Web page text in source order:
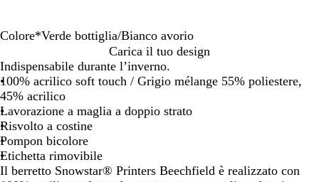
Colore*Verde bottiglia/Bianco avorio
e
r
o
/
G
r
i
g
o
r
d
e
a
u
x
/
l
u
e
l
e
t
t
r
l
u
n
a
v
y
/
G
o
s
s
o
c
l
a
s
r
i
g
i
o
m
é
l
e
r
d
e
b
o
t
t
Carica il tuo design
Indispensabile durante l’inverno.
100% acrilico soft touch / Grigio mélange 55% poliestere,
45% acrilico
Lavorazione a maglia a doppio strato
Risvolto a costine
Pompon bicolore
Etichetta rimovibile
Il berretto Snowstar® Printers Beechfield è realizzato con